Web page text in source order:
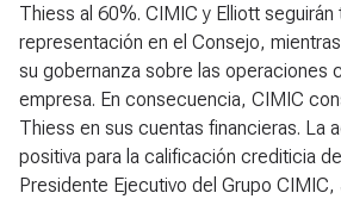
Thiess al 60%. CIMIC y Elliott seguirán
representación en el Consejo,
su gobernanza sobre las operaciones
empresa. En consecuencia, CIMIC
Thiess en sus cuentas financieras. La
positiva para la calificación crediticia
Presidente Ejecutivo del Grupo CIMIC,